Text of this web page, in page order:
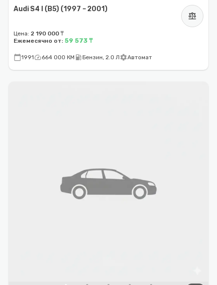
Audi S4 I (B5) (1997 – 2001)
balance
Цена: 2 190 000 ₸
Ежемесячно от: 59 573 ₸
calendar_today1991speed664 000 КМ local_gas_stationБензин, 2.0 ЛsettingsАвтомат